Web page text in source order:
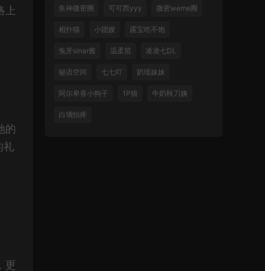
上
的
礼
更
鱼神微密圈 可可西yyy 微密weme圈
相扑猫 小团嫂 露宝吃不饱
兔牙sinar酱 温柔苗 凌凌七DL
秘语空间 七七吖 奶瑶妹妹
阿尔卑香小狗子 1P狼 牛奶秋刀姨
白璃怕疼